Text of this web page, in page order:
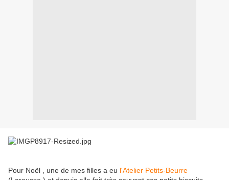
Pour Noël , une de mes filles a eu l'Atelier Petits-Beurre